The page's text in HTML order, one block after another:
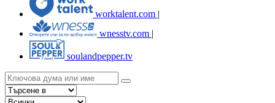
worktalent.com |
wnesstv.com |
soulandpepper.tv